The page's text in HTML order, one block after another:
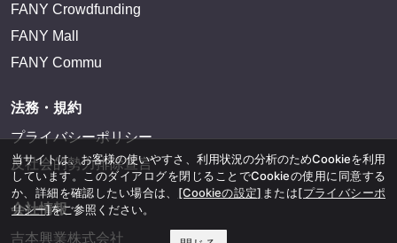
FANY Crowdfunding
FANY Mall
FANY Commu
法務・規約
プライバシーポリシー
反社会的勢力排除宣言
会社情報
吉本興業株式会社
当サイトは、お客様の使いやすさ、利用状況の分析のためCookieを利用
しています。このダイアログを閉じることでCookieの使用に同意する
か、詳細を確認したい場合は、 [Cookieの設定] または[プライバシーポ
リシー]をご参照ください。